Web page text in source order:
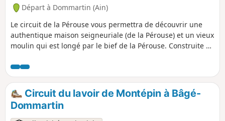
Départ à Dommartin (Ain)
Le circuit de la Pérouse vous permettra de découvrir une
authentique maison seigneuriale (de la Pérouse) et un vieux
moulin qui est longé par le bief de la Pérouse. Construite en
L'église de Dommartin à la particularité d'avoir son chœur
orienté à l'Ouest. La niche qui surmonte le portail abrite
une Vierge à l'Enfant, datant du XVe siècle.
Circuit du lavoir de Montépin à Bâgé-
Dommartin